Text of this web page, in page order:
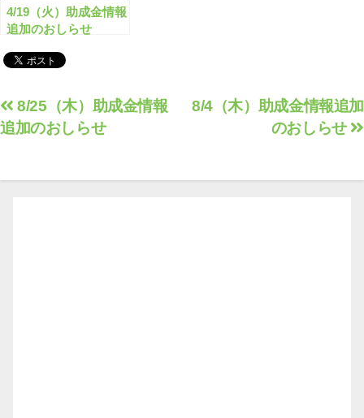
4/19（火）助成金情報
追加のおしらせ
投
稿
ビ
8/4（木）助成金情報追加
のおしらせ
8/25（木）助成金情報
追加のおしらせ